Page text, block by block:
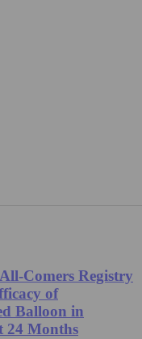
Comers Registry
of
Balloon in
24 Months